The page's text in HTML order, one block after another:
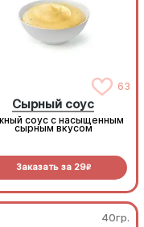
63
Сырный соус
соус с насыщенным
сырным вкусом
Заказать за 29R
40гр.